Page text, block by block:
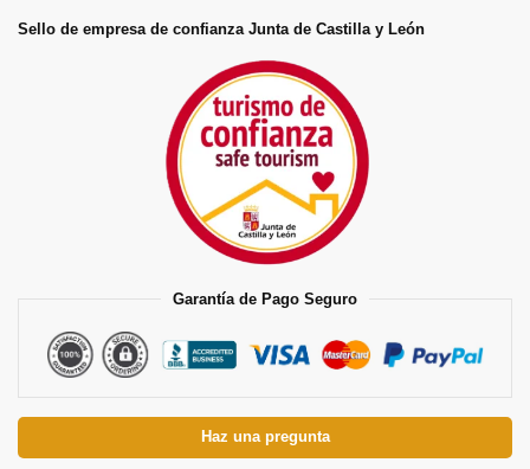
Sello de empresa de confianza Junta de Castilla y León
Garantía de Pago Seguro
Haz una pregunta